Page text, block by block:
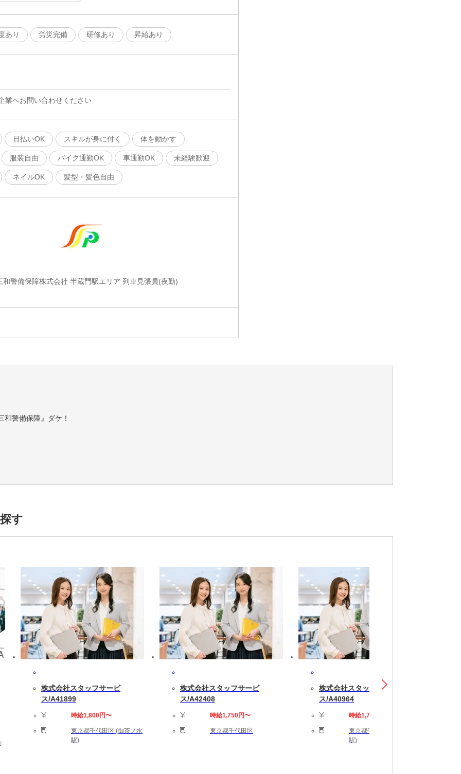
あり 労災完備 研修あり 昇給あり
業へお問い合わせください
日払いOK スキルが身に付く 体を動かす
服装自由 バイク通勤OK 車通勤OK 未経験歓迎
ネイルOK 髪型・髪色自由
和警備保障株式会社 半蔵門駅エリア 列車見張員(夜勤)
警備保障』ダケ！
す
株式会社スタッフサービ
ス/A41899
時給1,800円〜
東京都千代田区 (御茶ノ水
駅)
株式会社スタッフサービ
ス/A42408
時給1,750円〜
東京都千代田区
株式会社スタッフサービ
ス/A40964
時給1,700円〜
東京都千代田区 (秋葉原
駅)